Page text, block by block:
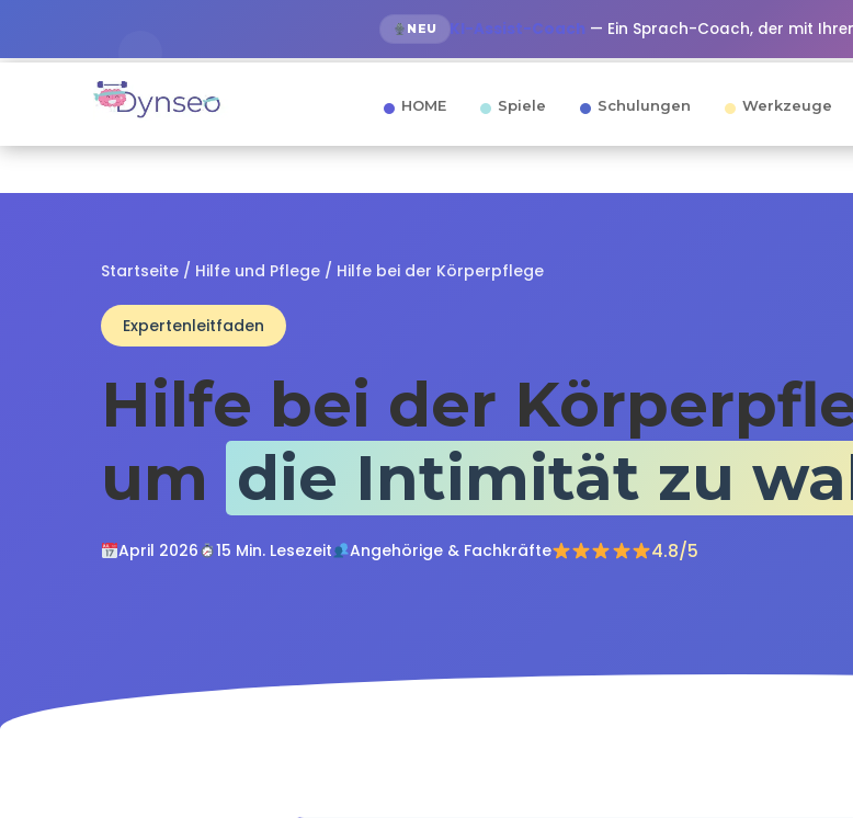
NEU KI-Assist-Coach — Ein Sprach-Coach, der mit
HOME Spiele Schulungen Werkzeuge
Startseite / Hilfe und Pflege / Hilfe bei der Körperpflege
Expertenleitfaden
Hilfe bei der
um die Intimität zu
April 2026 15 Min. Lesezeit Angehörige & Fachkräfte 4.8/5